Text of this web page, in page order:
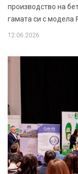
производство на
гамата си с модела
12.06.2026